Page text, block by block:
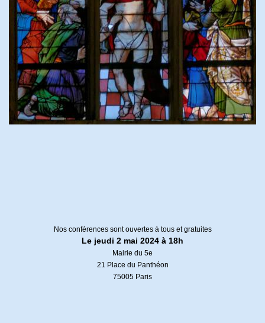
Nos conférences sont ouvertes à tous et gratuites
Le jeudi 2 mai 2024 à 18h
Mairie du 5e
21 Place du Panthéon
75005 Paris